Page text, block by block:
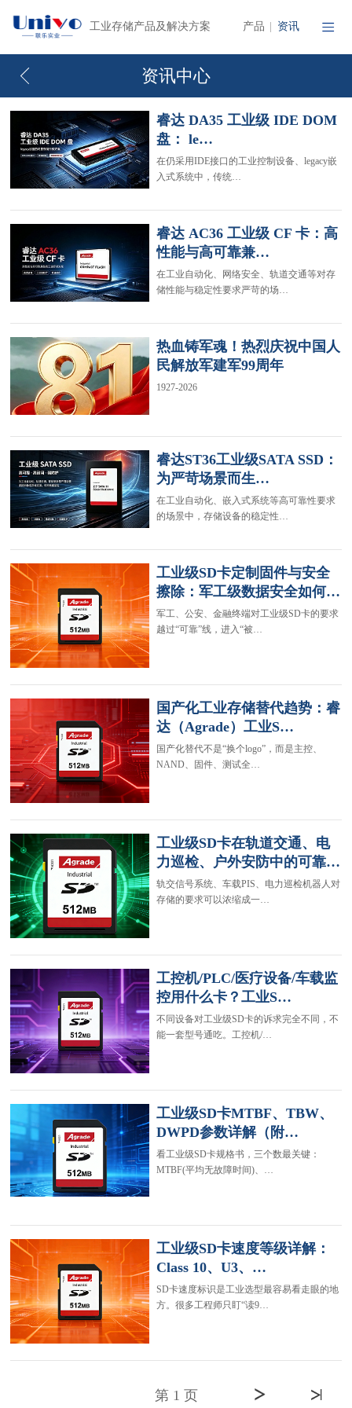
工业存储产品及解决方案 产品 资讯
资讯中心
睿达 DA35 工业级 IDE DOM
盘： le…
在仍采用IDE接口的工业控制设备、legacy嵌
入式系统中，传统…
睿达 AC36 工业级 CF 卡：高
性能与高可靠兼…
在工业自动化、网络安全、轨道交通等对存
储性能与稳定性要求严苛的场…
热血铸军魂！热烈庆祝中国人
民解放军建军99周年
1927-2026
睿达ST36工业级SATA SSD：
为严苛场景而生…
在工业自动化、嵌入式系统等高可靠性要求
的场景中，存储设备的稳定性…
工业级SD卡定制固件与安全
擦除：军工级数据安全如何…
军工、公安、金融终端对工业级SD卡的要求
越过“可靠”线，进入“被…
国产化工业存储替代趋势：睿
达（Agrade）工业S…
国产化替代不是“换个logo”，而是主控、
NAND、固件、测试全…
工业级SD卡在轨道交通、电
力巡检、户外安防中的可靠…
轨交信号系统、车载PIS、电力巡检机器人对
存储的要求可以浓缩成一…
工控机/PLC/医疗设备/车载监
控用什么卡？工业S…
不同设备对工业级SD卡的诉求完全不同，不
能一套型号通吃。工控机/…
工业级SD卡MTBF、TBW、
DWPD参数详解（附…
看工业级SD卡规格书，三个数最关键：
MTBF(平均无故障时间)、…
工业级SD卡速度等级详解：
Class 10、U3、…
SD卡速度标识是工业选型最容易看走眼的地
方。很多工程师只盯“读9…
第 1 页